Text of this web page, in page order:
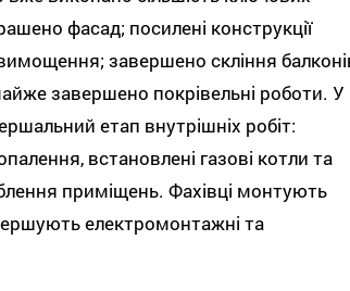
фасад; посилені конструкції
завершено скління
завершено покрівельні роботи. У
етап внутрішніх робіт:
встановлені газові котли та
приміщень. Фахівці монтують
електромонтажні та